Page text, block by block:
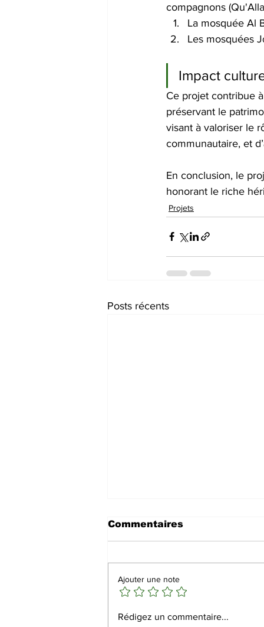
compagnons
Impact
Ce projet contribue
préservant le
visant à valoriser le
communautaire, et
En conclusion, le
honorant le riche
Projets
Posts récents
Masar, le projet
Commentaires
Ajouter une note
Rédigez un commentaire...